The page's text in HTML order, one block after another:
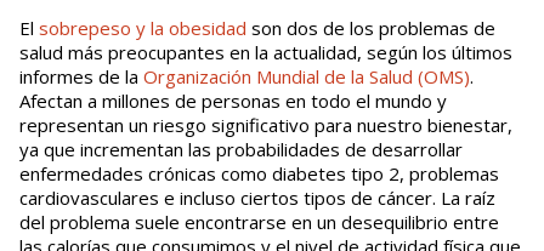
El sobrepeso y la obesidad son dos de los problemas de
salud más preocupantes en la actualidad, según los últimos
informes de la Organización Mundial de la Salud (OMS).
Afectan a millones de personas en todo el mundo y
representan un riesgo significativo para nuestro bienestar,
ya que incrementan las probabilidades de desarrollar
enfermedades crónicas como diabetes tipo 2, problemas
cardiovasculares e incluso ciertos tipos de cáncer. La raíz
del problema suele encontrarse en un desequilibrio entre